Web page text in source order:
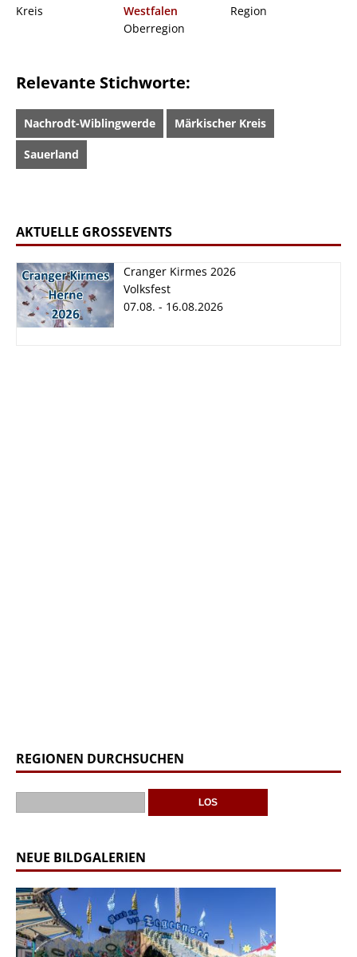
Kreis
Westfalen
Oberregion
Region
Relevante Stichworte:
Nachrodt-Wiblingwerde Märkischer Kreis
Sauerland
AKTUELLE GROSSEVENTS
Cranger Kirmes 2026
Volksfest
07.08. - 16.08.2026
REGIONEN DURCHSUCHEN
NEUE BILDGALERIEN